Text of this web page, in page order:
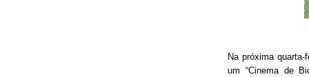
Na próxima
um “Cinema de